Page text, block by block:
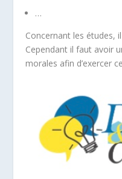
…
Concernant les études,
Cependant il faut avoir
morales afin d’exercer